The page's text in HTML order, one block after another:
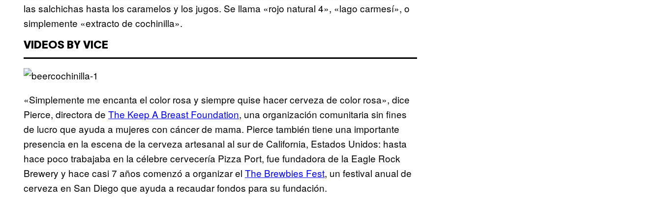
las salchichas hasta los caramelos y los jugos. Se llama «rojo natural 4», «lago carmesí», o
simplemente «extracto de cochinilla».
VIDEOS BY VICE
«Simplemente me encanta el color rosa y siempre quise hacer cerveza de color rosa», dice
Pierce, directora de The Keep A Breast Foundation, una organización comunitaria sin fines
de lucro que ayuda a mujeres con cáncer de mama. Pierce también tiene una importante
presencia en la escena de la cerveza artesanal al sur de California, Estados Unidos: hasta
hace poco trabajaba en la célebre cervecería Pizza Port, fue fundadora de la Eagle Rock
Brewery y hace casi 7 años comenzó a organizar el The Brewbies Fest, un festival anual de
cerveza en San Diego que ayuda a recaudar fondos para su fundación.